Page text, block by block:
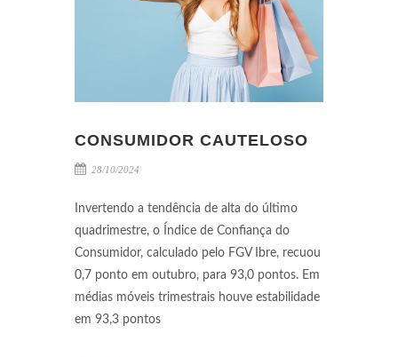
CONSUMIDOR CAUTELOSO
28/10/2024
Invertendo a tendência de alta do último
quadrimestre, o Índice de Confiança do
Consumidor, calculado pelo FGV Ibre, recuou
0,7 ponto em outubro, para 93,0 pontos. Em
médias móveis trimestrais houve estabilidade
em 93,3 pontos